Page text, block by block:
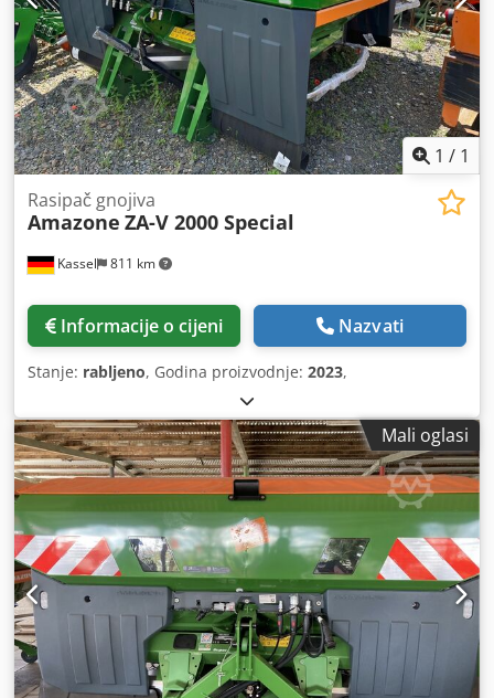
1 / 1
Kassel 811 km
Rasipač gnojiva
Amazone ZA-V 2000 Special
Informacije o cijeni Nazvati
Stanje: rabljeno, Godina proizvodnje: 2023,
Mali oglasi